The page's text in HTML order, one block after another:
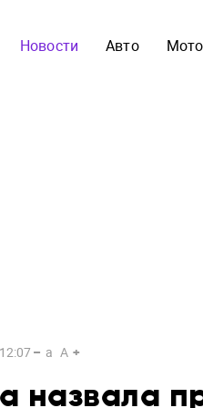
Новости Авто Мото
a A
назвала